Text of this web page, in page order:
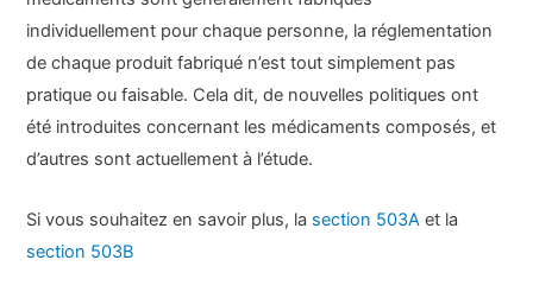
individuellement pour chaque personne, la réglementation
de chaque produit fabriqué n’est tout simplement pas
pratique ou faisable. Cela dit, de nouvelles politiques ont
été introduites concernant les médicaments composés, et
d’autres sont actuellement à l’étude.
Si vous souhaitez en savoir plus, la section 503A et la
section 503B